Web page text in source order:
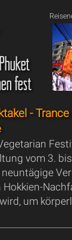
fest
-
vom 3.
um